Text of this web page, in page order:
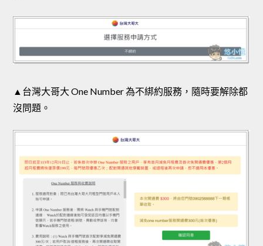
▲台灣大哥大 One Number 為不綁約服務，隨時要解除都
沒問題。